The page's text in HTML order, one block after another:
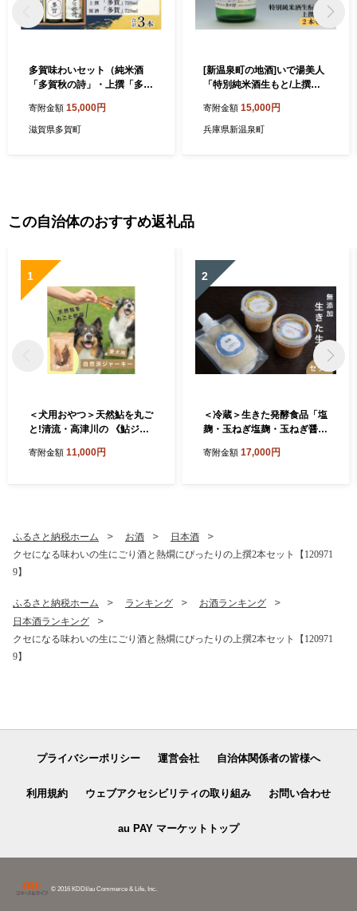
多賀味わいセット（純米酒
「多賀秋の詩」・上撰「多
× 3本）[B-00202]
寄附金額 15,000円
滋賀県多賀町
[新温泉町の地酒]いで湯美人
「特別純米酒生もと/上撰」
寄附金額 15,000円
兵庫県新温泉町
この自治体のおすすめ返礼品
1
＜犬用おやつ＞天然鮎を丸ご
と!清流・高津川の 《鮎ジャ
使用)【1762174】
寄附金額 11,000円
2
＜冷蔵＞生きた発酵食品「塩
麹・玉ねぎ塩麹・玉ねぎ醤油
寄附金額 17,000円
ふるさと納税ホーム お酒
日本酒
クセになる味わいの生にごり酒と熱燗にぴったりの上撰2本セット【120971
9】
ふるさと納税ホーム ランキング
お酒ランキング
日本酒ランキング
クセになる味わいの生にごり酒と熱燗にぴったりの上撰2本セット【120971
9】
プライバシーポリシー 運営会社 自治体関係者の皆様へ
利用規約 ウェブアクセシビリティの取り組み お問い合わせ
au PAY マーケットトップ
© 2016 KDDI/au Commerce & Life, Inc.